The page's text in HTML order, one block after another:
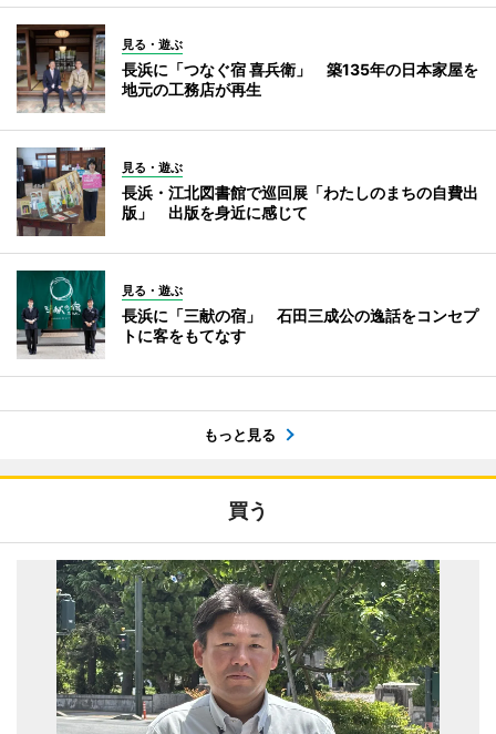
見る・遊ぶ
長浜に「つなぐ宿 喜兵衛」 築135年の日本家屋を
地元の工務店が再生
見る・遊ぶ
長浜・江北図書館で巡回展「わたしのまちの自費出
版」 出版を身近に感じて
見る・遊ぶ
長浜に「三献の宿」 石田三成公の逸話をコンセプ
トに客をもてなす
もっと見る
買う